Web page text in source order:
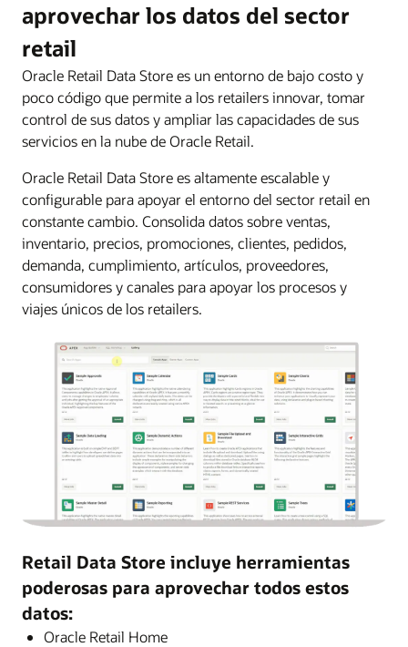
aprovechar los datos del sector
retail
Oracle Retail Data Store es un entorno de bajo costo y
poco código que permite a los retailers innovar, tomar
control de sus datos y ampliar las capacidades de sus
servicios en la nube de Oracle Retail.
Oracle Retail Data Store es altamente escalable y
configurable para apoyar el entorno del sector retail en
constante cambio. Consolida datos sobre ventas,
inventario, precios, promociones, clientes, pedidos,
demanda, cumplimiento, artículos, proveedores,
consumidores y canales para apoyar los procesos y
viajes únicos de los retailers.
Retail Data Store incluye herramientas
poderosas para aprovechar todos estos
datos:
Oracle Retail Home